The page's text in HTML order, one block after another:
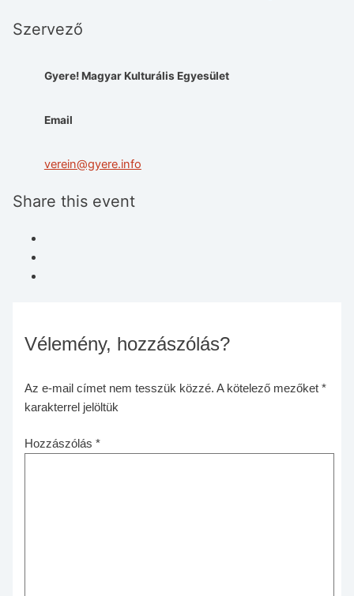
Szervező
Gyere! Magyar Kulturális Egyesület
Email
verein@gyere.info
Share this event
Vélemény, hozzászólás?
Az e-mail címet nem tesszük közzé. A kötelező mezőket *
karakterrel jelöltük
Hozzászólás *